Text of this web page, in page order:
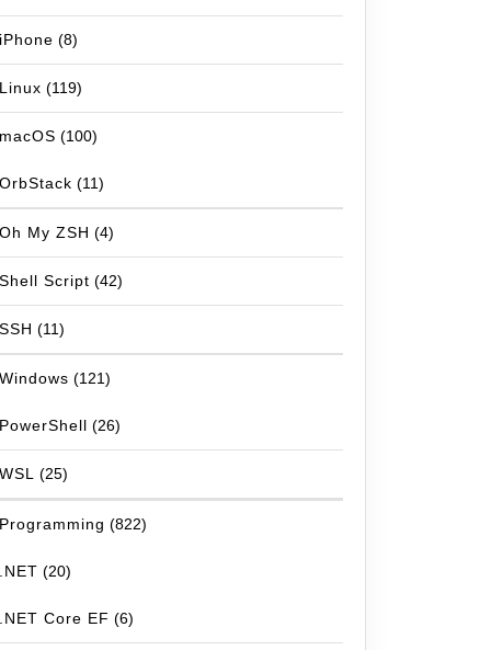
iPhone (8)
Linux (119)
macOS (100)
OrbStack (11)
Oh My ZSH (4)
Shell Script (42)
SSH (11)
Windows (121)
PowerShell (26)
WSL (25)
Programming (822)
.NET (20)
.NET Core EF (6)